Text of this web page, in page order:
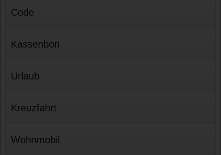
Code
Kassenbon
Urlaub
Kreuzfahrt
Wohnmobil